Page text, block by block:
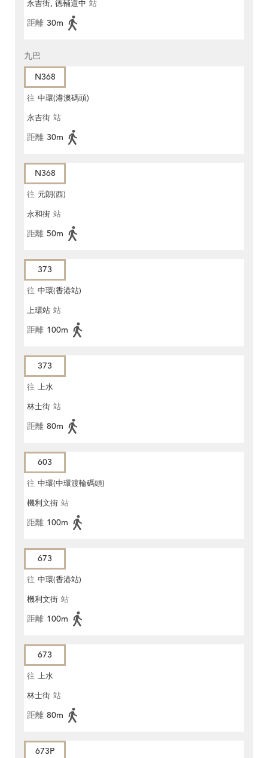
永吉街, 德輔道中 站
距離 30m
九巴
N368
往 中環(港澳碼頭)
永吉街 站
距離 30m
N368
往 元朗(西)
永和街 站
距離 50m
373
往 中環(香港站)
上環站 站
距離 100m
373
往 上水
林士街 站
距離 80m
603
往 中環(中環渡輪碼頭)
機利文街 站
距離 100m
673
往 中環(香港站)
機利文街 站
距離 100m
673
往 上水
林士街 站
距離 80m
673P